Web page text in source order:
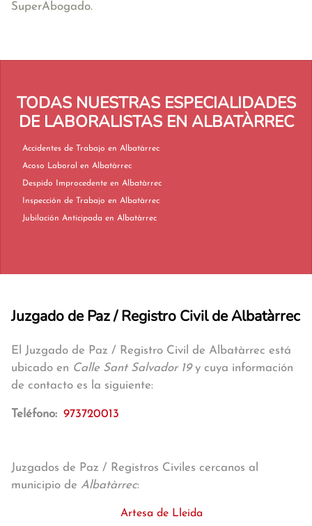
SuperAbogado.
TODAS NUESTRAS ESPECIALIDADES
DE LABORALISTAS EN ALBATÀRREC
Accidentes de Trabajo en Albatàrrec
Acoso Laboral en Albatàrrec
Despido Improcedente en Albatàrrec
Inspección de Trabajo en Albatàrrec
Jubilación Anticipada en Albatàrrec
Juzgado de Paz / Registro Civil de Albatàrrec
El Juzgado de Paz / Registro Civil de Albatàrrec está
ubicado en Calle Sant Salvador 19y cuya información
de contacto es la siguiente:
Teléfono: 973720013
Juzgados de Paz / Registros Civiles cercanos al
municipio de Albatàrrec:
Artesa de Lleida